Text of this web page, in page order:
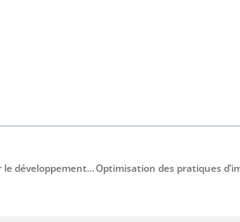
Utilisation de consortiums de souches fongiques pour le développement de bioprocédés de coloration du bois